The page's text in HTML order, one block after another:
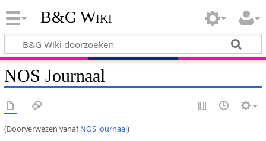
B&G Wiki
NOS Journaal
(Doorverwezen vanafNOS journaal)